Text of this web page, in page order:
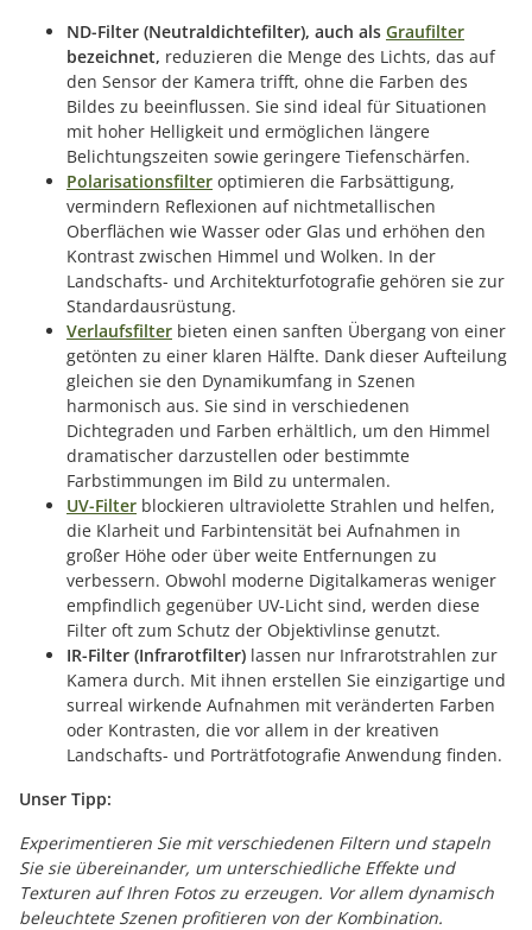
ND-Filter (Neutraldichtefilter), auch als Graufilter
bezeichnet, reduzieren die Menge des Lichts, das auf
den Sensor der Kamera trifft, ohne die Farben des
Bildes zu beeinflussen. Sie sind ideal für Situationen
mit hoher Helligkeit und ermöglichen längere
Belichtungszeiten sowie geringere Tiefenschärfen.
Polarisationsfilter optimieren die Farbsättigung,
vermindern Reflexionen auf nichtmetallischen
Oberflächen wie Wasser oder Glas und erhöhen den
Kontrast zwischen Himmel und Wolken. In der
Landschafts- und Architekturfotografie gehören sie zur
Standardausrüstung.
Verlaufsfilter bieten einen sanften Übergang von einer
getönten zu einer klaren Hälfte. Dank dieser Aufteilung
gleichen sie den Dynamikumfang in Szenen
harmonisch aus. Sie sind in verschiedenen
Dichtegraden und Farben erhältlich, um den Himmel
dramatischer darzustellen oder bestimmte
Farbstimmungen im Bild zu untermalen.
UV-Filter blockieren ultraviolette Strahlen und helfen,
die Klarheit und Farbintensität bei Aufnahmen in
großer Höhe oder über weite Entfernungen zu
verbessern. Obwohl moderne Digitalkameras weniger
empfindlich gegenüber UV-Licht sind, werden diese
Filter oft zum Schutz der Objektivlinse genutzt.
IR-Filter (Infrarotfilter) lassen nur Infrarotstrahlen zur
Kamera durch. Mit ihnen erstellen Sie einzigartige und
surreal wirkende Aufnahmen mit veränderten Farben
oder Kontrasten, die vor allem in der kreativen
Landschafts- und Porträtfotografie Anwendung finden.
Unser Tipp:
Experimentieren Sie mit verschiedenen Filtern und stapeln
Sie sie übereinander, um unterschiedliche Effekte und
Texturen auf Ihren Fotos zu erzeugen. Vor allem dynamisch
beleuchtete Szenen profitieren von der Kombination.